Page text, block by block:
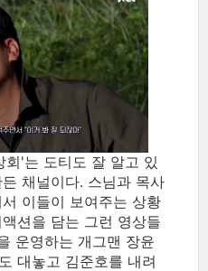
'는 도티도 잘 알고 있
채널이다. 스님과 목사
이들이 보여주는 상황
션을 담는 그런 영상들
운영하는 개그맨 장윤
대놓고 김준호를 내려